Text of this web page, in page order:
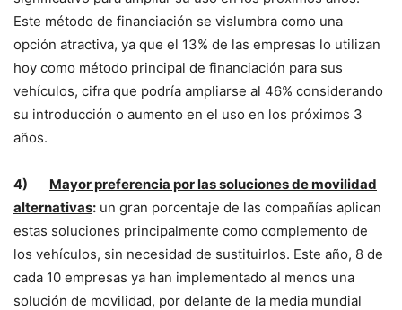
Este método de financiación se vislumbra como una
opción atractiva, ya que el 13% de las empresas lo utilizan
hoy como método principal de financiación para sus
vehículos, cifra que podría ampliarse al 46% considerando
su introducción o aumento en el uso en los próximos 3
años.
4)
Mayor preferencia por las soluciones de movilidad
alternativas: un gran porcentaje de las compañías aplican
estas soluciones principalmente como complemento de
los vehículos, sin necesidad de sustituirlos. Este año, 8 de
cada 10 empresas ya han implementado al menos una
solución de movilidad, por delante de la media mundial